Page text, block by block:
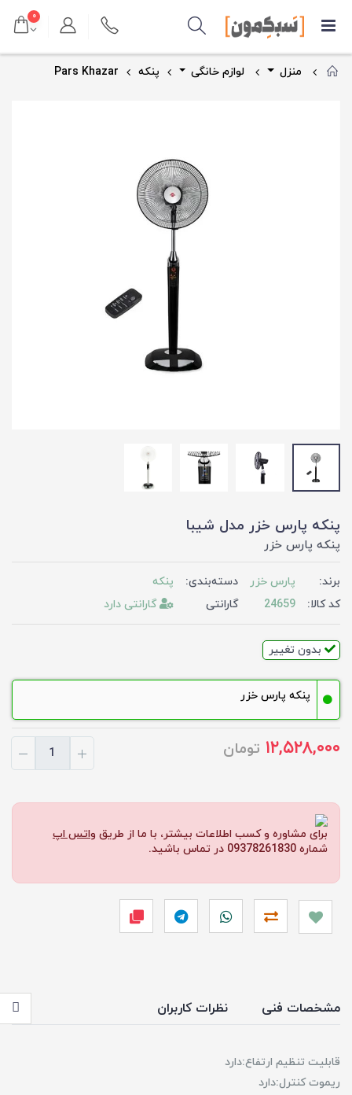
۰
منزل لوازم خانگی پنکه Pars Khazar
پنکه پارس خزر مدل شیبا
پنکه پارس خزر
برند: پارس خزر دسته‌بندی:
پنکه
کد کالا:
24659 گارانتی گارانتی دارد
بدون تغییر
پنکه پارس خزر
۱۲,۵۲۸,۰۰۰ تومان
برای مشاوره و کسب اطلاعات بیشتر، با ما از طریق واتس اپ
شماره 09378261830 در تماس باشید.
مشخصات فنی نظرات کاربران
قابلیت تنظیم ارتفاع:دارد
ریموت کنترل:دارد